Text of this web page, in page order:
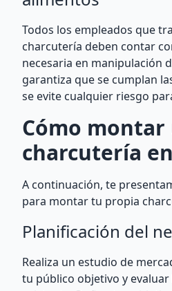
Todos los empleados que
charcutería deben contar
necesaria en manipulación
garantiza que se cumplan
se evite cualquier riesgo
Cómo montar
charcutería
A continuación, te
para montar tu propia
Planificación del
Realiza un estudio de
tu público objetivo y